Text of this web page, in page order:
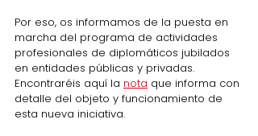
Por eso, os informamos de la puesta en
marcha del programa de actividades
profesionales de diplomáticos jubilados
en entidades públicas y privadas.
Encontraréis aquí la nota que informa con
detalle del objeto y funcionamiento de
esta nueva iniciativa.